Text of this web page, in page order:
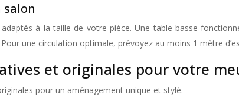
à la taille de votre pièce. Une table basse
une circulation optimale, prévoyez au moins 1 mètre
et originales pour votre
pour un aménagement unique et stylé.